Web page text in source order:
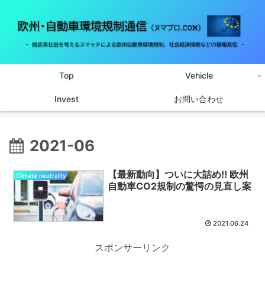
Top Vehicle
Invest お問い合わせ
2021-06
Climate neutrality
【最新動向】ついに大詰め‼ 欧州
自動車CO2規制の驚愕の見直し案
2021.06.24
スポンサーリンク